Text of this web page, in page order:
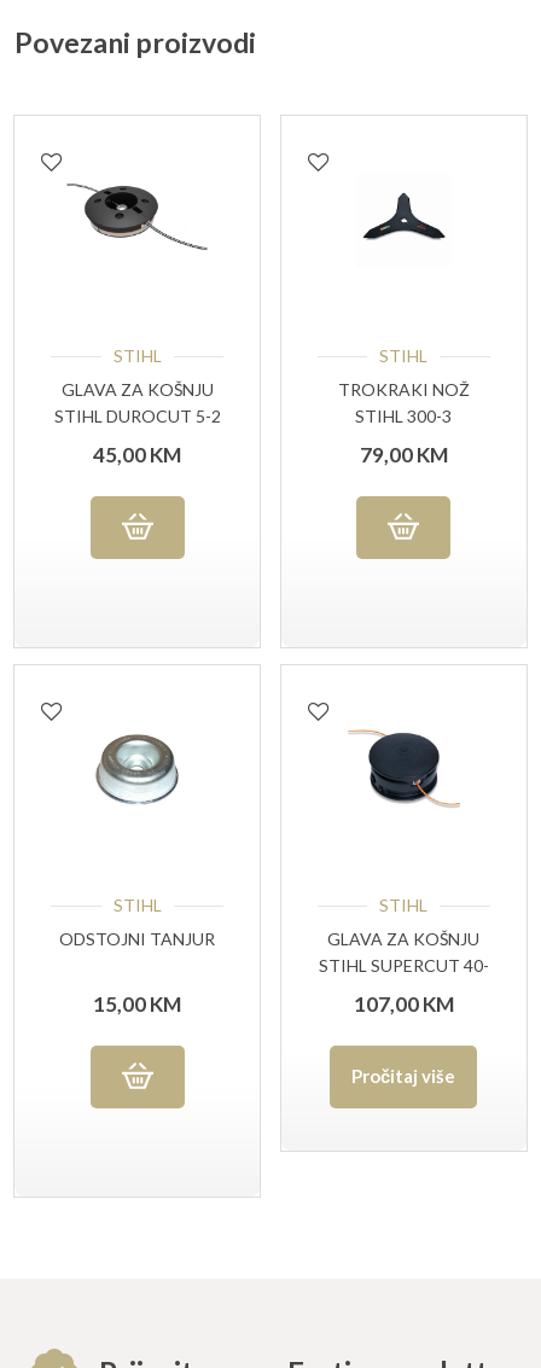
Povezani proizvodi
STIHL
GLAVA ZA KOŠNJU
STIHL DUROCUT 5-2
45,00KM
STIHL
TROKRAKI NOŽ
STIHL 300-3
79,00KM
STIHL
ODSTOJNI TANJUR
15,00KM
STIHL
GLAVA ZA KOŠNJU
STIHL SUPERCUT 40-
2
107,00KM
Pročitaj više